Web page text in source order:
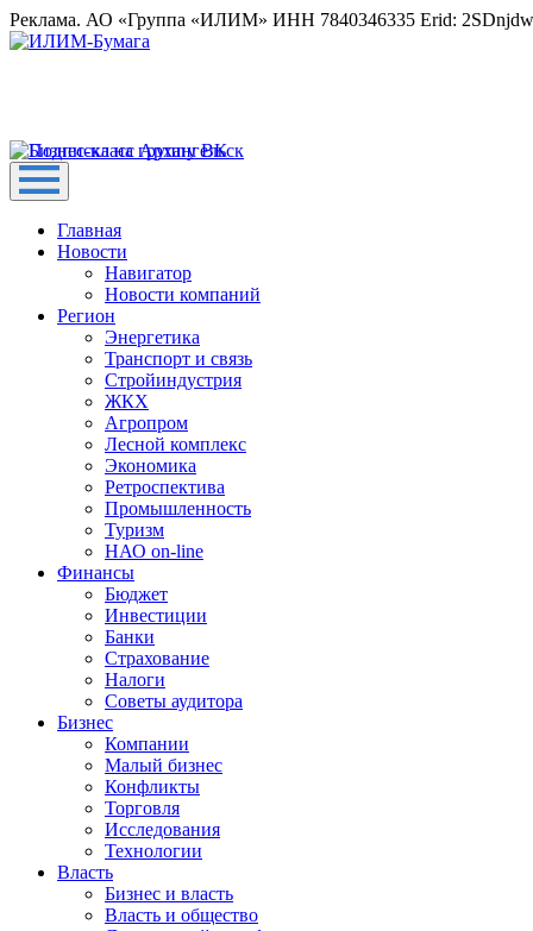
Реклама. АО «Группа «ИЛИМ» ИНН 7840346335 Erid:
Главная
Новости
Навигатор
Новости компаний
Регион
Энергетика
Транспорт и связь
Стройиндустрия
ЖКХ
Агропром
Лесной комплекс
Экономика
Ретроспектива
Промышленность
Туризм
НАО on-line
Финансы
Бюджет
Инвестиции
Банки
Страхование
Налоги
Советы аудитора
Бизнес
Компании
Малый бизнес
Конфликты
Торговля
Исследования
Технологии
Власть
Бизнес и власть
Власть и общество